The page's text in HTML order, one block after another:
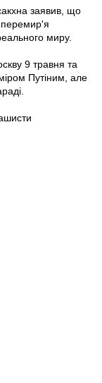
заявив, що
перемир'я
миру.
9 травня та
Путіним, але